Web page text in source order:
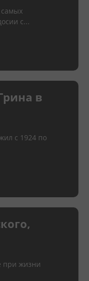
с...
в
с 1924 по
при жизни